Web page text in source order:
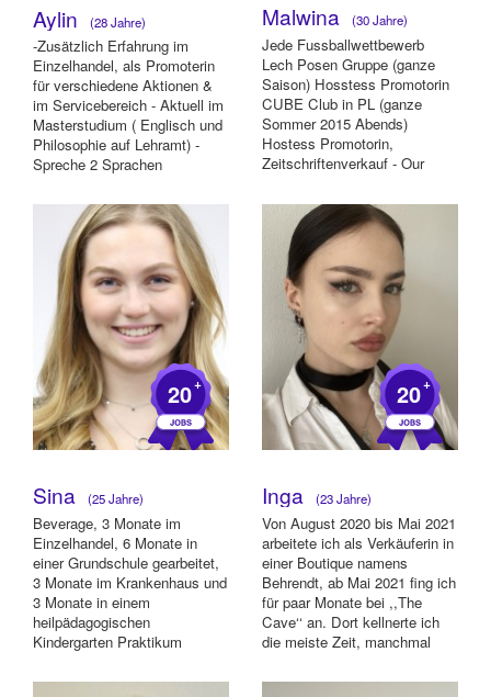
Aylin (28 Jahre)
-Zusätzlich Erfahrung im
Einzelhandel, als Promoterin
für verschiedene Aktionen &
im Servicebereich - Aktuell im
Masterstudium ( Englisch und
Philosophie auf Lehramt) -
Spreche 2 Sprachen
Malwina (30 Jahre)
Jede Fussballwettbewerb
Lech Posen Gruppe (ganze
Saison) Hosstess Promotorin
CUBE Club in PL (ganze
Sommer 2015 Abends)
Hostess Promotorin,
Zeitschriftenverkauf - Our
WE)...
20+
Sina (25 Jahre)
Beverage, 3 Monate im
Einzelhandel, 6 Monate in
einer Grundschule gearbeitet,
3 Monate im Krankenhaus und
3 Monate in einem
heilpädagogischen
Kindergarten Praktikum
gearbeitet...
20+
Inga (23 Jahre)
Von August 2020 bis Mai 2021
arbeitete ich als Verkäuferin in
einer Boutique namens
Behrendt, ab Mai 2021 fing ich
für paar Monate bei ,,The
Cave‘‘ an. Dort kellnerte ich
die meiste Zeit, manchmal